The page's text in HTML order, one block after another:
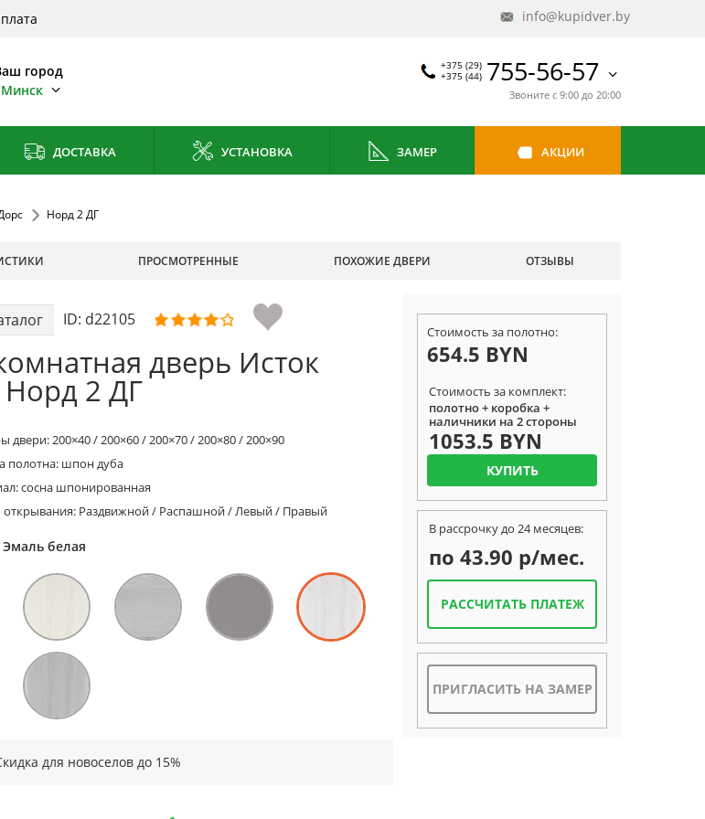
info@kupidver.by
город
Минск
+375 (29)
+375 (44) 755-56-57
Звоните с 9:00 до 20:00
ДОСТАВКА УСТАНОВКА ЗАМЕР АКЦИИ
Норд 2 ДГ
ПРОСМОТРЕННЫЕ ПОХОЖИЕ ДВЕРИ ОТЗЫВЫ
ID: d22105
дверь Исток
2 ДГ
двери: 200×40 / 200×60 / 200×70 / 200×80 / 200×90
полотна: шпон дуба
сосна шпонированная
открывания: Раздвижной / Распашной / Левый / Правый
белая
для новоселов до 15%
Стоимость за полотно:
654.5 BYN
Стоимость за комплект:
полотно + коробка +
наличники на 2 стороны
1053.5 BYN
КУПИТЬ
В рассрочку до 24 месяцев:
по 43.90 р/мес.
РАССЧИТАТЬ ПЛАТЕЖ
ПРИГЛАСИТЬ НА ЗАМЕР